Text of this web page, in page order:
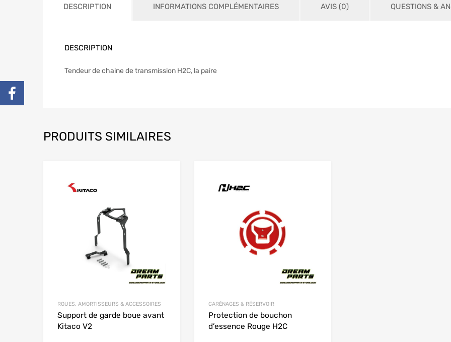
DESCRIPTION INFORMATIONS COMPLÉMENTAIRES AVIS (0) QUESTIONS &
DESCRIPTION
Tendeur de chaine de transmission H2C, la paire
PRODUITS SIMILAIRES
ROUES, AMORTISSEURS & ACCESSOIRES
Support de garde boue avant
Kitaco V2
CARÉNAGES & RÉSERVOIR
Protection de bouchon
d’essence Rouge H2C